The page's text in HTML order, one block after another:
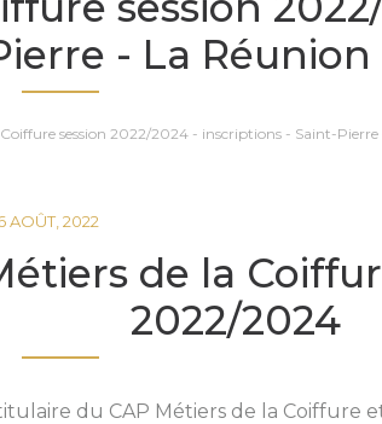
- La Réunion
session 2022/2024 - inscriptions - Saint-
AOÛT, 2022
de la
2022/2024
du CAP Métiers de la Coiffure